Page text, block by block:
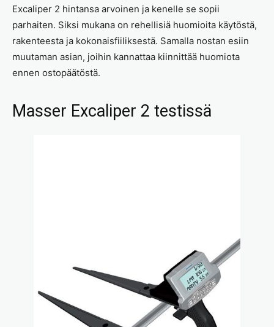
Excaliper 2 hintansa arvoinen ja kenelle se sopii
parhaiten. Siksi mukana on rehellisiä huomioita käytöstä,
rakenteesta ja kokonaisfiiliksestä. Samalla nostan esiin
muutaman asian, joihin kannattaa kiinnittää huomiota
ennen ostopäätöstä.
Masser Excaliper 2 testissä